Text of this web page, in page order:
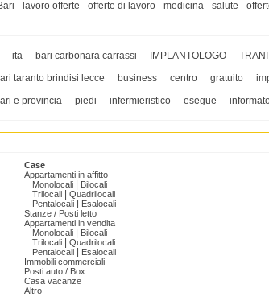
- lavoro offerte - offerte di lavoro - medicina - salute -
ita bari carbonara carrassi IMPLANTOLOGO TRANI
taranto brindisi lecce
business centro gratuito
e provincia piedi infermieristico esegue
Case
Appartamenti in affitto
Monolocali
Bilocali
Trilocali
Quadrilocali
Pentalocali
Esalocali
Stanze / Posti letto
Appartamenti in vendita
Monolocali
Bilocali
Trilocali
Quadrilocali
Pentalocali
Esalocali
Immobili commerciali
Posti auto / Box
Casa vacanze
Altro